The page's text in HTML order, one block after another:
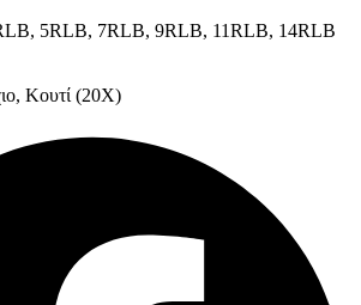
5RLB, 7RLB, 9RLB, 11RLB, 14RLB
Κουτί (20Χ)